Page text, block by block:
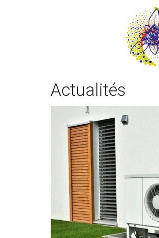
Actualités